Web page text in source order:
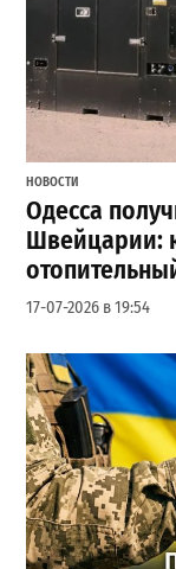
НОВОСТИ
Одесса
Швейцарии:
17-07-2026 в 19:54